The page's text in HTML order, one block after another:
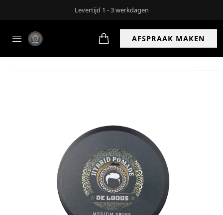
AFSPRAAK MAKEN